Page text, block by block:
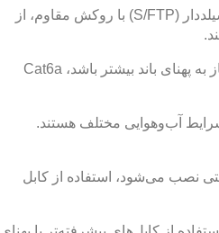
این فضاها معمولاً دارای نویز الکترومغناطیسی بالا هستند. کابل شیلددار (S/FTP) با روکش مقاوم، از
مناسب برای شبکه‌های گیگابیتی با تراکم نرمال. در صورتی که نیاز به پهنای باند بیشتر باشد، Cat6a
آب‌وهوایی مختلف هستند.
نصب می‌شود، استفاده از کابل